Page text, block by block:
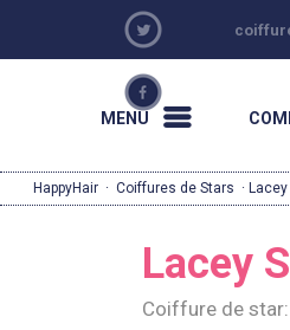
MENU
HappyHair · Coiffures de Stars ·
Lacey
Coiffure de star: